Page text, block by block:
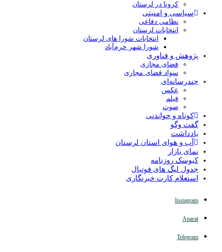
کرونا در لرستان
سیاسی و امنیتی
نظامی دفاعی
انتخابات لرستان
انتخابات شورا های لرستان
شورا شهر خرم‌آباد
پژوهش و فناوری
فضای مجازی
سواد فضای مجازی
چندرسانه‌ای
عكس
فیلم
صوت
کوتاه و خواندنی
گفت وگو
یادداشت
آب و هوای استان لرستان
نمای بازار
کیوسک روزنامه
جدول لیگ های فوتبال
استعلام کارت خبرنگاری
Instagram
Aparat
Telegram